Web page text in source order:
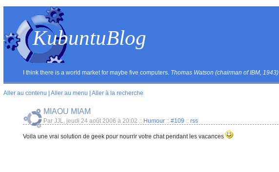
KubuntuBlog
I think there is a world market for maybe five computers. Thomas Watson (chairman of IBM, 1943)
Aller au contenu Aller au menu Aller à la recherche
MIAOU MIAM
Par JJL, jeudi 24 août 2006 à 20:02 :: Humour :: #109 :: rss
Voila une vrai solution de geek pour nourrir votre chat pendant les vacances